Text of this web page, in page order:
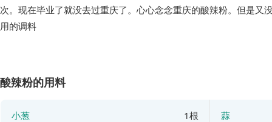
次。现在毕业了就没去过重庆了。心心念念重庆的酸辣粉。但是又
用的调料
酸辣粉的用料
小葱 1根 蒜